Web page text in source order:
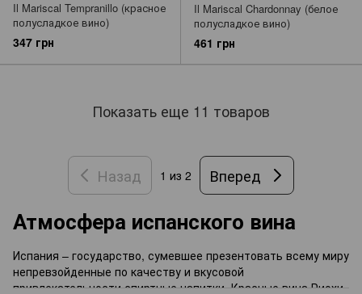
Il Mariscal Tempranillo (красное
полусладкое вино)
347 грн
Il Mariscal Chardonnay (белое
полусладкое вино)
461 грн
Показать еще 11 товаров
Назад 1 из 2 Вперед
Атмосфера испанского вина
Испания – государство, сумевшее презентовать всему миру
непревзойденные по качеству и вкусовой
привлекательности спиртные напитки. Красные вина Риохи,